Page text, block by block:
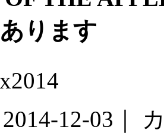
ります
12-03｜